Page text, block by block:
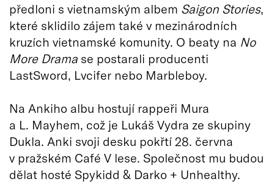
předloni s vietnamským albem Saigon Stories,
které sklidilo zájem také v mezinárodních
kruzích vietnamské komunity. O beaty na No
More Drama se postarali producenti
LastSword, Lvcifer nebo Marbleboy.
Na Ankiho albu hostují rappeři Mura
a L. Mayhem, což je Lukáš Vydra ze skupiny
Dukla. Anki svoji desku pokřtí 28. června
v pražském Café V lese. Společnost mu budou
dělat hosté Spykidd & Darko + Unhealthy.